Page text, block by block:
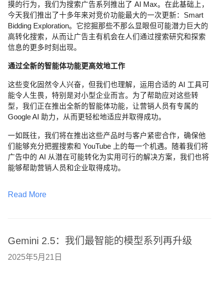
摸的行为，我们为搜索广告系列推出了 AI Max。在此基础上，
今天我们推出了十多年来对竞价功能最大的一次更新：Smart
Bidding Exploration。它挖掘那些不那么显眼但可能潜力巨大的
高转化搜索，从而让广告主有机会在人们通过搜索研究和探索
信息的更多时刻出现。
通过全新的智能体功能更高效地工作
这些变化固然令人兴奋，但我们也理解，运用合适的 AI 工具可
能令人生畏，特别是对小型企业而言。为了帮助应对这些转
型，我们正在推出全新的智能体功能，让营销人员有专属的
Google AI 助力，从而更轻松地适应并取得成功。
一如既往，我们将在推出这些产品时与客户紧密合作，确保他
们能够充分把握搜索和 YouTube 上的每一个机遇。随着我们将
广告中的 AI 从潜在可能转化为实用可行的解决方案，我们也将
能够帮助营销人员和企业取得成功。
Read More
Gemini 2.5：我们最智能的模型系列再升级
2025年5月21日